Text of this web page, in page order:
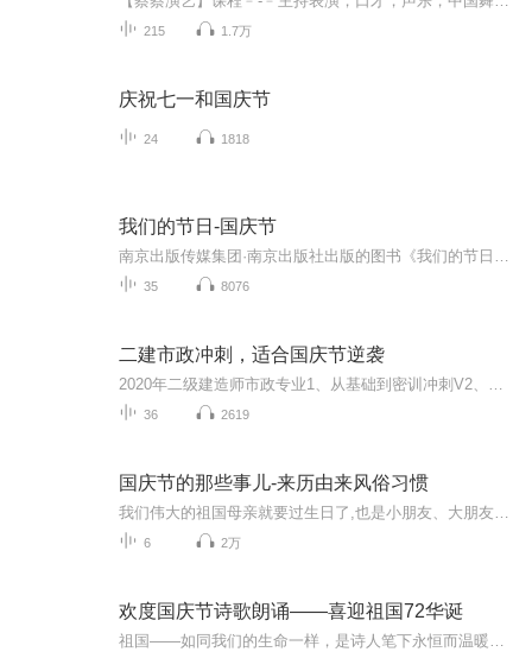
215 1.7万
庆祝七一和国庆节
24 1818
我们的节日-国庆节
35 8076
二建市政冲刺，适合国庆节逆袭
36 2619
国庆节的那些事儿-来历由来风俗习惯
6 2万
欢度国庆节诗歌朗诵——喜迎祖国72华诞